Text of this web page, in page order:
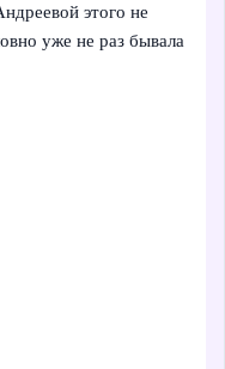
этого не
уже не раз бывала